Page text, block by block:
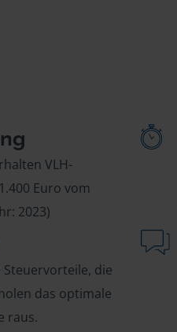
VLH-
Euro vom
2023)
die
das optimale
raus.